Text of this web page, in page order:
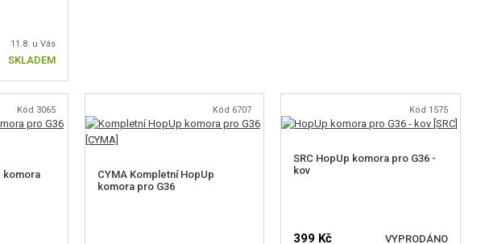
11.8. u Vás
SKLADEM
Kód 3065
komora
Kód 6707
CYMA Kompletní HopUp
komora pro G36
Kód 1575
SRC HopUp komora pro G36 -
kov
399 Kč VYPRODÁNO